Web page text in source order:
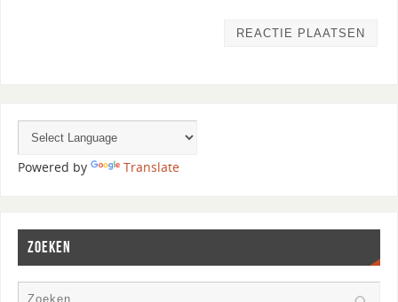
Powered by Translate
ZOEKEN